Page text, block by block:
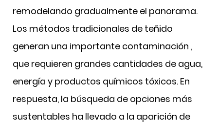
remodelando gradualmente el panorama.
Los métodos tradicionales de teñido
generan una importante contaminación ,
que requieren grandes cantidades de agua,
energía y productos químicos tóxicos. En
respuesta, la búsqueda de opciones más
sustentables ha llevado a la aparición de